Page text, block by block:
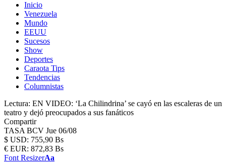
Inicio
Venezuela
Mundo
EEUU
Sucesos
Show
Deportes
Caraota Tips
Tendencias
Columnistas
Lectura: EN VIDEO: ‘La Chilindrina’ se cayó en las escaleras de un
teatro y dejó preocupados a sus fanáticos
Compartir
TASA BCV Jue 06/08
$ USD: 755,90 Bs
€ EUR: 872,83 Bs
Font ResizerAa